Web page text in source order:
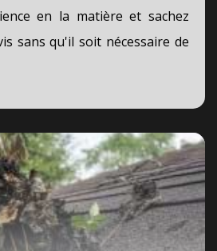
en la matière et sachez
sans qu'il soit nécessaire de